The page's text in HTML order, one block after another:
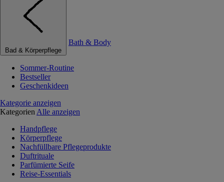
Bad & Körperpflege
Bath & Body
Sommer-Routine
Bestseller
Geschenkideen
Kategorie anzeigen
Kategorien Alle anzeigen
Handpflege
Körperpflege
Nachfüllbare Pflegeprodukte
Duftrituale
Parfümierte Seife
Reise-Essentials